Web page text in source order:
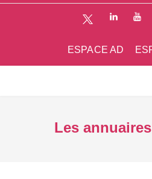
ESPACE AD
Les